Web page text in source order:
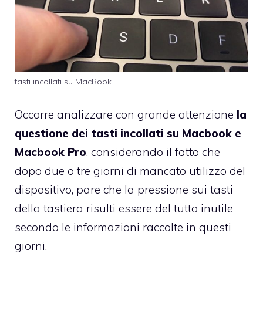
tasti incollati su MacBook
Occorre analizzare con grande attenzione la
questione dei tasti incollati su Macbook e
Macbook Pro, considerando il fatto che
dopo due o tre giorni di mancato utilizzo del
dispositivo, pare che la pressione sui tasti
della tastiera risulti essere del tutto inutile
secondo le informazioni raccolte in questi
giorni.